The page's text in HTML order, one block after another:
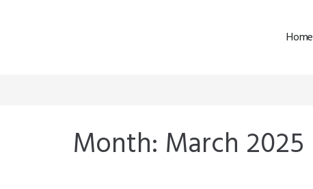
Home
Month: March 2025